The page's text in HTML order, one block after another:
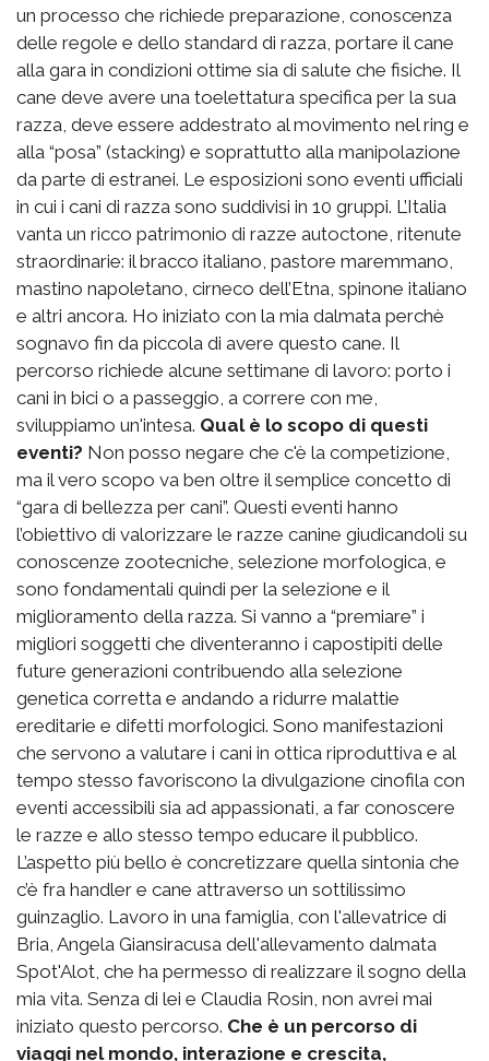
un processo che richiede preparazione, conoscenza
delle regole e dello standard di razza, portare il cane
alla gara in condizioni ottime sia di salute che fisiche. Il
cane deve avere una toelettatura specifica per la sua
razza, deve essere addestrato al movimento nel ring e
alla “posa” (stacking) e soprattutto alla manipolazione
da parte di estranei. Le esposizioni sono eventi ufficiali
in cui i cani di razza sono suddivisi in 10 gruppi. L’Italia
vanta un ricco patrimonio di razze autoctone, ritenute
straordinarie: il bracco italiano, pastore maremmano,
mastino napoletano, cirneco dell’Etna, spinone italiano
e altri ancora. Ho iniziato con la mia dalmata perchè
sognavo fin da piccola di avere questo cane. Il
percorso richiede alcune settimane di lavoro: porto i
cani in bici o a passeggio, a correre con me,
sviluppiamo un'intesa. Qual è lo scopo di questi
eventi? Non posso negare che c'è la competizione,
ma il vero scopo va ben oltre il semplice concetto di
“gara di bellezza per cani”. Questi eventi hanno
l’obiettivo di valorizzare le razze canine giudicandoli su
conoscenze zootecniche, selezione morfologica, e
sono fondamentali quindi per la selezione e il
miglioramento della razza. Si vanno a “premiare” i
migliori soggetti che diventeranno i capostipiti delle
future generazioni contribuendo alla selezione
genetica corretta e andando a ridurre malattie
ereditarie e difetti morfologici. Sono manifestazioni
che servono a valutare i cani in ottica riproduttiva e al
tempo stesso favoriscono la divulgazione cinofila con
eventi accessibili sia ad appassionati, a far conoscere
le razze e allo stesso tempo educare il pubblico.
L’aspetto più bello è concretizzare quella sintonia che
c’è fra handler e cane attraverso un sottilissimo
guinzaglio. Lavoro in una famiglia, con l'allevatrice di
Bria, Angela Giansiracusa dell'allevamento dalmata
Spot'Alot, che ha permesso di realizzare il sogno della
mia vita. Senza di lei e Claudia Rosin, non avrei mai
iniziato questo percorso. Che è un percorso di
viaggi nel mondo, interazione e crescita,